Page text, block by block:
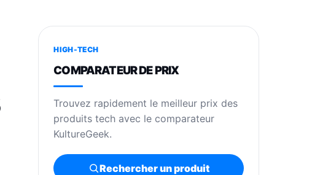
HIGH-TECH
COMPARATEUR DE PRIX
Trouvez rapidement le meilleur prix des
produits tech avec le comparateur
KultureGeek.
Rechercher un produit